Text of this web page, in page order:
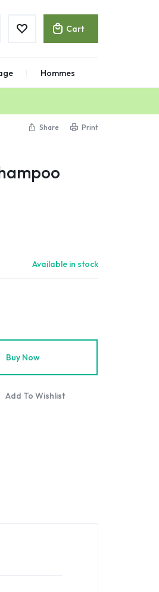
Cart
Hommes
Share Print
Available in stock
Buy Now